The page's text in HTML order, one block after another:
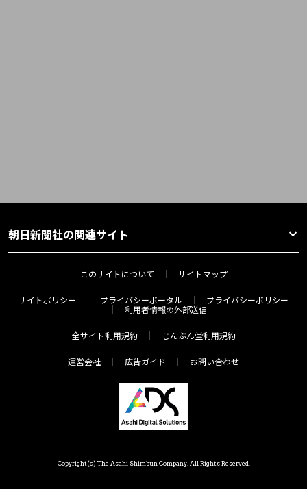
朝日新聞社の関連サイト
このサイトについて サイトマップ
サイトポリシー プライバシーポータル
プライバシーポリシー
利用者情報の外部送信
全サイト利用規約 じんぶん堂利用規約
運営会社 広告ガイド お問い合わせ
Copyright(c) The Asahi Shimbun Company. All Rights Reserved.